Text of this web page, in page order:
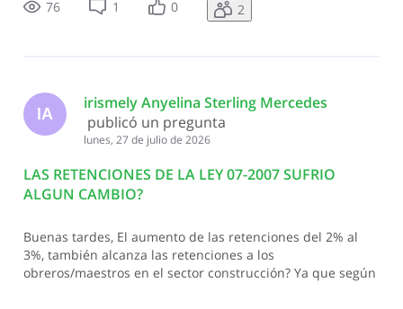
del 15%, por lo que los servicios que
76 1 0 2
IA
irismely Anyelina Sterling Mercedes
publicó un pregunta
lunes, 27 de julio de 2026
LAS RETENCIONES DE LA LEY 07-2007 SUFRIO
ALGUN CAMBIO?
Buenas tardes, El aumento de las retenciones del 2% al
3%, también alcanza las retenciones a los
obreros/maestros en el sector construcción? Ya que según